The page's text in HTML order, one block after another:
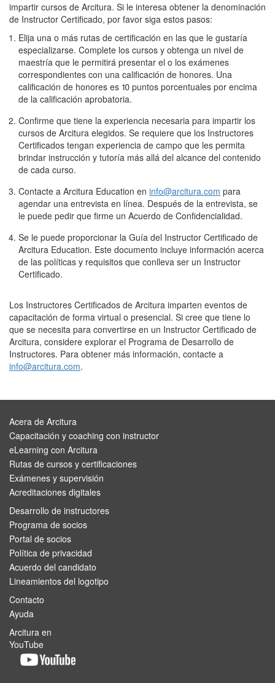
impartir cursos de Arcitura. Si le interesa obtener la denominación
de Instructor Certificado, por favor siga estos pasos:
Elija una o más rutas de certificación en las que le gustaría
especializarse. Complete los cursos y obtenga un nivel de
maestría que le permitirá presentar el o los exámenes
correspondientes con una calificación de honores. Una
calificación de honores es 10 puntos porcentuales por encima
de la calificación aprobatoria.
Confirme que tiene la experiencia necesaria para impartir los
cursos de Arcitura elegidos. Se requiere que los Instructores
Certificados tengan experiencia de campo que les permita
brindar instrucción y tutoría más allá del alcance del contenido
de cada curso.
Contacte a Arcitura Education eninfo@arcitura.com para
agendar una entrevista en línea. Después de la entrevista, se
le puede pedir que firme un Acuerdo de Confidencialidad.
Se le puede proporcionar la Guía del Instructor Certificado de
Arcitura Education. Este documento incluye información acerca
de las políticas y requisitos que conlleva ser un Instructor
Certificado.
Los Instructores Certificados de Arcitura imparten eventos de
capacitación de forma virtual o presencial. Si cree que tiene lo
que se necesita para convertirse en un Instructor Certificado de
Arcitura, considere explorar el Programa de Desarrollo de
Instructores. Para obtener más información, contacte a
info@arcitura.com.
Acera de Arcitura
Capacitación y coaching con instructor
eLearning con Arcitura
Rutas de cursos y certificaciones
Exámenes y supervisión
Acreditaciones digitales
Desarrollo de instructores
Programa de socios
Portal de socios
Política de privacidad
Acuerdo del candidato
Lineamientos del logotipo
Contacto
Ayuda
Arcitura en
YouTube